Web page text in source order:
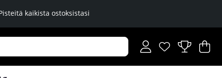
kaikista ostoksistasi
Toivelista
Lukumäärä
.
.